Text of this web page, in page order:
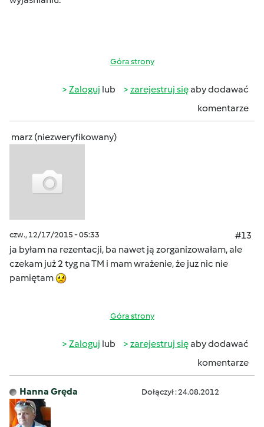
Góra strony
Zaloguj lub zarejestruj sięaby dodawać
komentarze
marz (niezweryfikowany)
czw., 12/17/2015 - 05:33
#13
ja byłam na rezentacji, ba nawet ją zorganizowałam, ale
czekam już 2 tyg na TM i mam wrażenie, że juz nic nie
pamiętam
Góra strony
Zaloguj lub zarejestruj sięaby dodawać
komentarze
Hanna Gręda Dołączył : 24.08.2012